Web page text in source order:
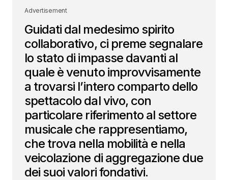
Advertisement
Guidati dal medesimo spirito
collaborativo, ci preme segnalare
lo stato di impasse davanti al
quale è venuto improvvisamente
a trovarsi l’intero comparto dello
spettacolo dal vivo, con
particolare riferimento al settore
musicale che rappresentiamo,
che trova nella mobilità e nella
veicolazione di aggregazione due
dei suoi valori fondativi.